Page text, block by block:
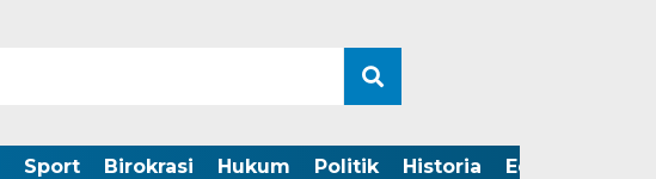
Sport Birokrasi Hukum Politik Historia Edukasi